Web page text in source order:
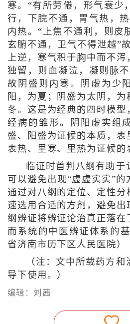
寒。“有所劳倦，形气衰少
行，下脘不通，胃气热，
内热。“上焦不通利，则皮
玄腑不通，卫气不得泄越”
上逆，寒气积于胸中而不泻
独留，则血凝泣，凝则脉
故阴盛则内寒。阴虚为少
阳，为夏；阴盛为太阴，为
冬。这是为经典的四时模型
经病的雏形。阴阳虚实组
盛、阳盛为证候的本质，表
表热、里寒、里热为证候的
临证时首判八纲有助于
可以避免出现“虚虚实实”的
通过对八纲的定位、定性分
速选用合适的方剂，避免出
纲辨证将辨证论治真正落在
而系统的中医辨证体系的
省济南市历下区人民医院）
（注：文中所载药方
导下使用。）
编辑：刘茜